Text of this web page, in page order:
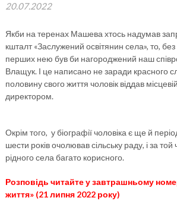
20.07.2022
Якби на теренах Машева хтось надумав
кшталт «Заслужений освітянин села», то, без
перших нею був би нагороджений наш
Влащук. І це написано не заради красного
половину свого життя чоловік віддав
директором.
Окрім того, у біографії чоловіка є ще й
шести років очолював сільську раду, і за той
рідного села багато корисного.
Розповідь читайте у завтрашньому
життя» (21 липня 2022 року)